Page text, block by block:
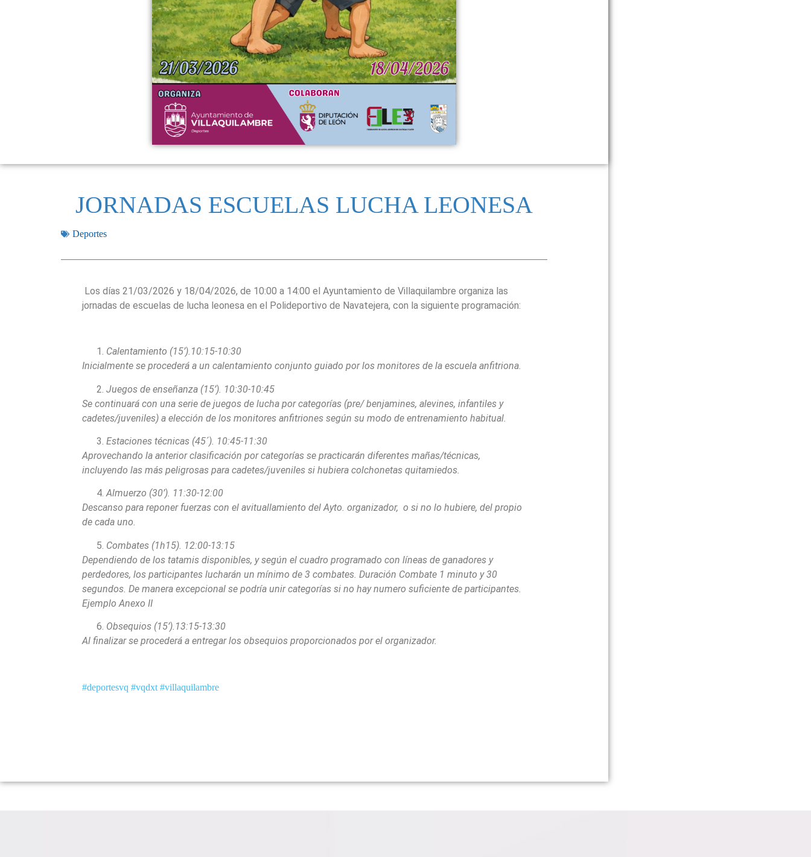
JORNADAS ESCUELAS LUCHA LEONESA
Deportes
Los días 21/03/2026 y 18/04/2026, de 10:00 a 14:00 el Ayuntamiento de Villaquilambre organiza las
jornadas de escuelas de lucha leonesa en el Polideportivo de Navatejera, con la siguiente programación:
Calentamiento (15’).10:15-10:30
Inicialmente se procederá a un calentamiento conjunto guiado por los monitores de la escuela anfitriona.
Juegos de enseñanza (15’). 10:30-10:45
Se continuará con una serie de juegos de lucha por categorías (pre/ benjamines, alevines, infantiles y
cadetes/juveniles) a elección de los monitores anfitriones según su modo de entrenamiento habitual.
Estaciones técnicas (45´). 10:45-11:30
Aprovechando la anterior clasificación por categorías se practicarán diferentes mañas/técnicas,
incluyendo las más peligrosas para cadetes/juveniles si hubiera colchonetas quitamiedos.
Almuerzo (30’). 11:30-12:00
Descanso para reponer fuerzas con el avituallamiento del Ayto. organizador, o si no lo hubiere, del propio
de cada uno.
Combates (1h15). 12:00-13:15
Dependiendo de los tatamis disponibles, y según el cuadro programado con líneas de ganadores y
perdedores, los participantes lucharán un mínimo de 3 combates. Duración Combate 1 minuto y 30
segundos. De manera excepcional se podría unir categorías si no hay numero suficiente de participantes.
Ejemplo Anexo II
Obsequios (15’).13:15-13:30
Al finalizar se procederá a entregar los obsequios proporcionados por el organizador.
#deportesvq #vqdxt #villaquilambre